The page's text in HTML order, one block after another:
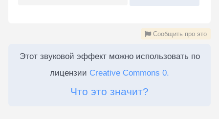
Сообщить про это
Этот звуковой эффект можно использовать по
лицензии Creative Commons 0.
Что это значит?